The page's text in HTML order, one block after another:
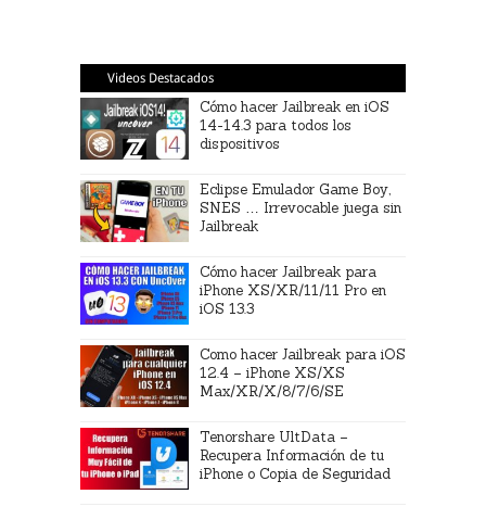
Videos Destacados
Cómo hacer Jailbreak en iOS
14-14.3 para todos los
dispositivos
Eclipse Emulador Game Boy,
SNES … Irrevocable juega sin
Jailbreak
Cómo hacer Jailbreak para
iPhone XS/XR/11/11 Pro en
iOS 13.3
Como hacer Jailbreak para iOS
12.4 – iPhone XS/XS
Max/XR/X/8/7/6/SE
Tenorshare UltData –
Recupera Información de tu
iPhone o Copia de Seguridad